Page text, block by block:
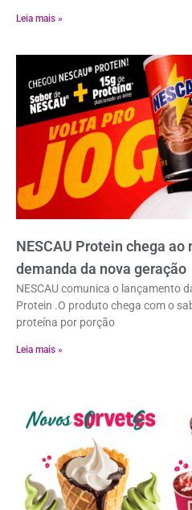
Leia mais »
NESCAU Protein chega
demanda da nova geração
NESCAU comunica o lançamento
Protein .O produto chega com o
proteína por porção
Leia mais »